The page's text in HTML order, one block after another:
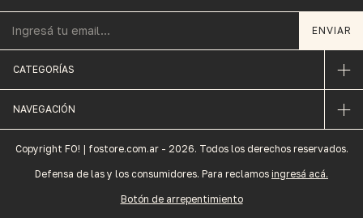
CATEGORÍAS
NAVEGACIÓN
Copyright FO! | fostore.com.ar - 2026. Todos los derechos reservados.
Defensa de las y los consumidores. Para reclamos ingresá acá.
Botón de arrepentimiento